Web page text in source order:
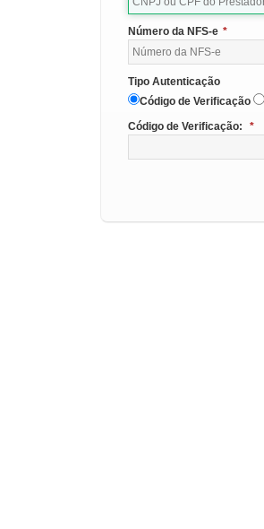
Número da NFS-e *
Tipo Autenticação
Código de Verificação
Código de Verificação:
*